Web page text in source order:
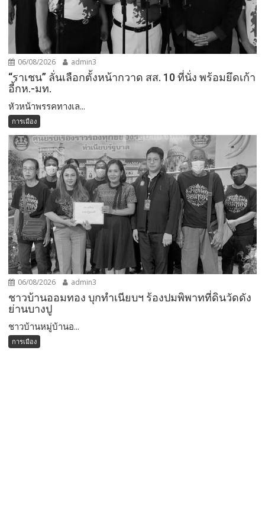
06/08/2026 admin3
“ราเชน” ลั่นเลือกตั้งหน้ากวาด สส. 10 ที่นั่ง พร้อมยึดเก้า
อี้กห.-มท.
หัวหน้าพรรคทางเล...
การเมือง
06/08/2026 admin3
ชาวบ้านออมทอง บุกทำเนียบฯ ร้องปมพิพาทที่ดินวัดดัง
ย่านบางปู
ชาวบ้านหมู่บ้านอ...
การเมือง